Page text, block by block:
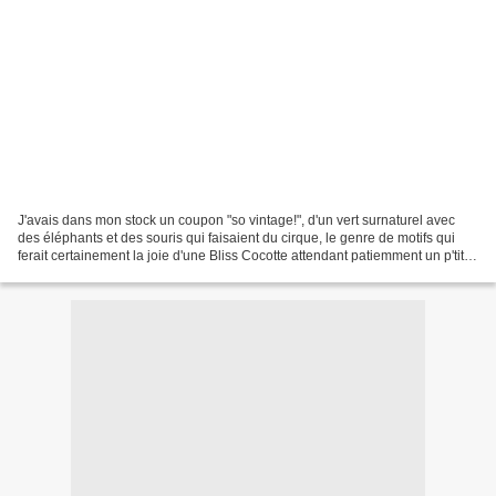
J'avais dans mon stock un coupon "so vintage!", d'un vert surnaturel avec
des éléphants et des souris qui faisaient du cirque, le genre de motifs qui
ferait certainement la joie d'une Bliss Cocotte attendant patiemment un p'tit